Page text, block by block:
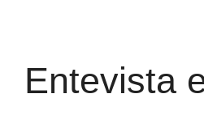
Entevista